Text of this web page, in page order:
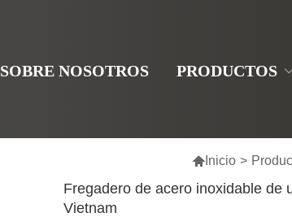
SOBRE NOSOTROS PRODUCTOS
 Inicio >
Fregadero de acero inoxidable de
Vietnam